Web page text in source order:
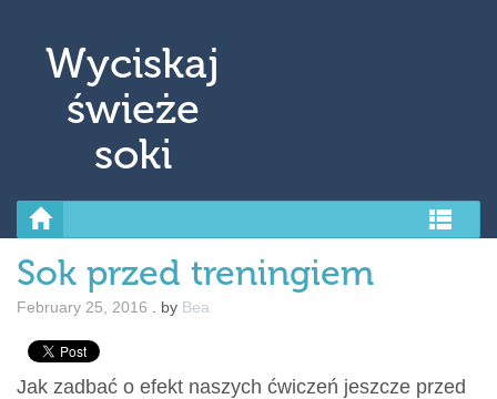
Wyciskaj
świeże
soki
Sok przed treningiem
February 25, 2016 by Bea
Jak zadbać o efekt naszych ćwiczeń jeszcze przed